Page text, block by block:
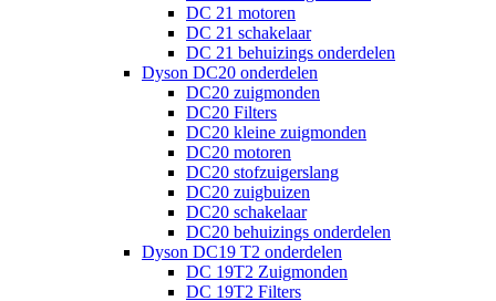
DC 21 motoren
DC 21 schakelaar
DC 21 behuizings onderdelen
Dyson DC20 onderdelen
DC20 zuigmonden
DC20 Filters
DC20 kleine zuigmonden
DC20 motoren
DC20 stofzuigerslang
DC20 zuigbuizen
DC20 schakelaar
DC20 behuizings onderdelen
Dyson DC19 T2 onderdelen
DC 19T2 Zuigmonden
DC 19T2 Filters